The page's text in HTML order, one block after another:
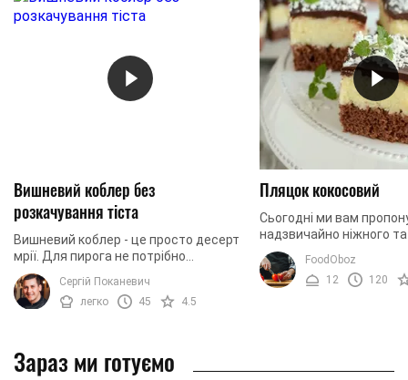
Вишневий коблер без
розкачування тіста
Вишневий коблер - це просто десерт
мрії. Для пирога не потрібно
розкачувати тісто: все змішали і
готово. Тому, приготування займає
мінімум часу - ...
Сергій Поканевич
легко
45 4.5
Пляцок кокосовий
Сьогодні ми вам
надзвичайно ніжного
десерту. Він
шоколадного та
жовткового крему і ...
FoodOboz
12
120
Зараз ми готуємо